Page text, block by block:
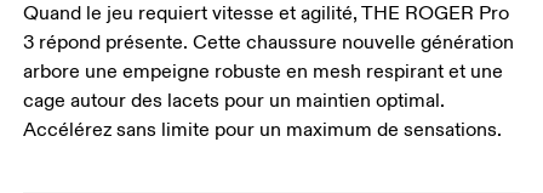
Quand le jeu requiert vitesse et agilité, THE ROGER Pro
3 répond présente. Cette chaussure nouvelle génération
arbore une empeigne robuste en mesh respirant et une
cage autour des lacets pour un maintien optimal.
Accélérez sans limite pour un maximum de sensations.